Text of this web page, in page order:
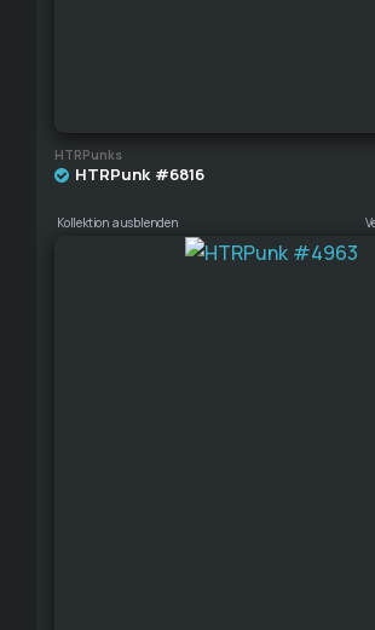
HTRPunks
HTRPunk #6816
Kollektion ausblenden